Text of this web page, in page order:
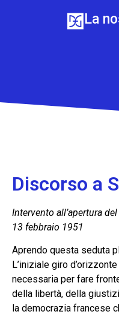
La
Discorso a
Intervento all’apertura
13 febbraio 1951
Aprendo questa seduta
L’iniziale giro
necessaria per fare
della libertà, della
la democrazia francese